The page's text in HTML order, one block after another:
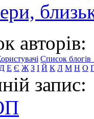
авторів:
Список
Д Е Є Ж З І Й К Л М Н О
запис: